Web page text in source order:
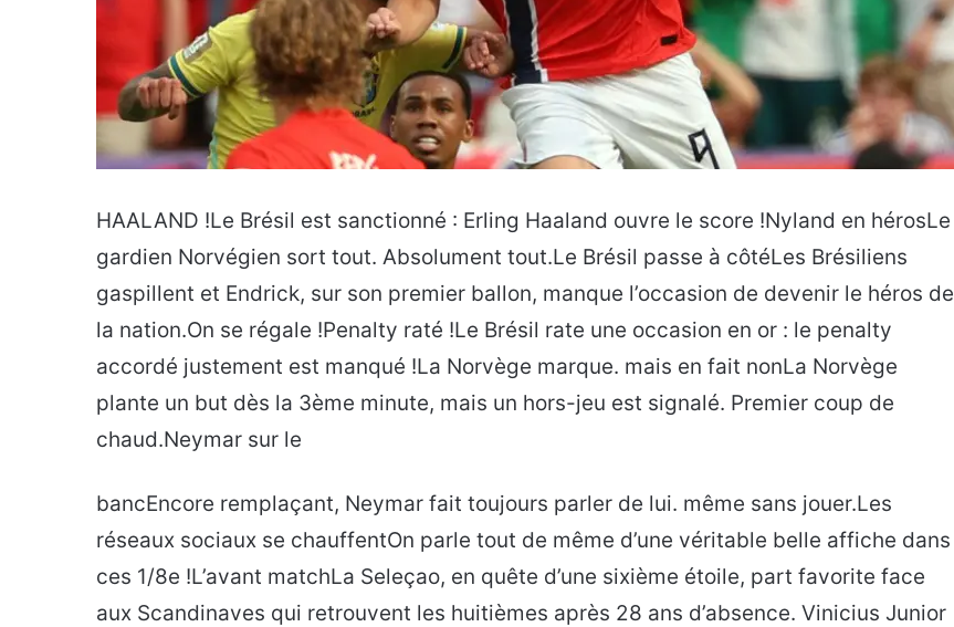
HAALAND !Le Brésil est sanctionné : Erling Haaland ouvre le score !Nyland en hérosLe
gardien Norvégien sort tout. Absolument tout.Le Brésil passe à côtéLes Brésiliens
gaspillent et Endrick, sur son premier ballon, manque l’occasion de devenir le héros de
la nation.On se régale !Penalty raté !Le Brésil rate une occasion en or : le penalty
accordé justement est manqué !La Norvège marque. mais en fait nonLa Norvège
plante un but dès la 3ème minute, mais un hors-jeu est signalé. Premier coup de
chaud.Neymar sur le
bancEncore remplaçant, Neymar fait toujours parler de lui. même sans jouer.Les
réseaux sociaux se chauffentOn parle tout de même d’une véritable belle affiche dans
ces 1/8e !L’avant matchLa Seleçao, en quête d’une sixième étoile, part favorite face
aux Scandinaves qui retrouvent les huitièmes après 28 ans d’absence. Vinicius Junior